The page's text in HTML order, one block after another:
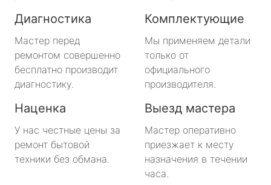
Диагностика
Мастер перед
ремонтом совершенно
бесплатно производит
диагностику.
Комплектующие
Мы применяем детали
только от
официального
производителя.
Наценка
У нас честные цены за
ремонт бытовой
техники без обмана.
Выезд мастера
Мастер оперативно
приезжает к месту
назначения в течении
часа.